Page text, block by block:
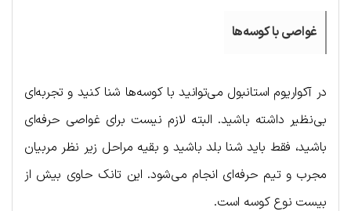
غواصی با کوسه‌ها
در آکواریوم استانبول می‌توانید با کوسه‌ها شنا کنید و تجربه‌ای
بی‌نظیر داشته باشید. البته لازم نیست برای غواصی حرفه‌ای
باشید، فقط باید شنا بلد باشید و بقیه مراحل زیر نظر مربیان
مجرب و تیم حرفه‌ای انجام می‌شود. این تانک حاوی بیش از
بیست نوع کوسه است.